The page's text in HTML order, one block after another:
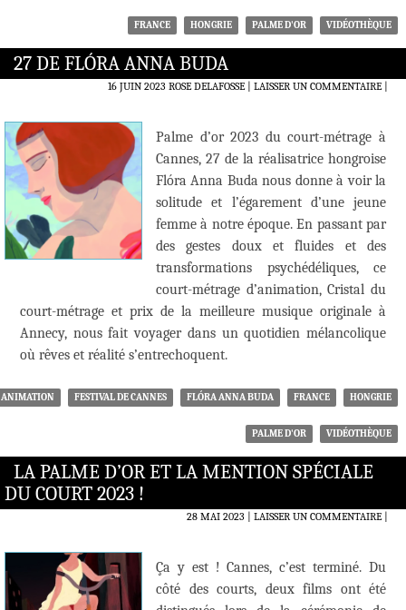
FRANCE HONGRIE PALME D'OR VIDÉOTHÈQUE
27 DE FLÓRA ANNA BUDA
16 JUIN 2023 ROSE DELAFOSSE LAISSER UN COMMENTAIRE|
Palme d’or 2023 du court-métrage à
Cannes, 27 de la réalisatrice hongroise
Flóra Anna Buda nous donne à voir la
solitude et l’égarement d’une jeune
femme à notre époque. En passant par
des gestes doux et fluides et des
transformations psychédéliques, ce
court-métrage d’animation, Cristal du
court-métrage et prix de la meilleure musique originale à
Annecy, nous fait voyager dans un quotidien mélancolique
où rêves et réalité s’entrechoquent.
ANIMATION FESTIVAL DE CANNES FLÓRA ANNA BUDA FRANCE HONGRIE
PALME D'OR VIDÉOTHÈQUE
LA PALME D’OR ET LA MENTION SPÉCIALE
DU COURT 2023 !
28 MAI 2023 LAISSER UN COMMENTAIRE|
Ça y est ! Cannes, c’est terminé. Du
côté des courts, deux films ont été